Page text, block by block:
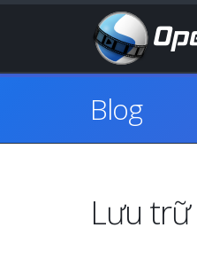
Blog
Lưu